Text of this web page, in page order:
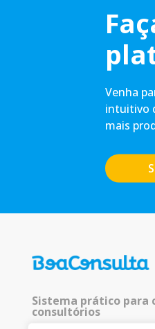
Venha
intuitivo
mais
Sistema prático para
consultórios